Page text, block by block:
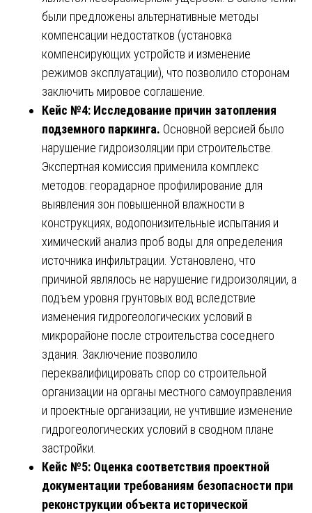
были предложены альтернативные методы
компенсации недостатков (установка
компенсирующих устройств и изменение
режимов эксплуатации), что позволило сторонам
заключить мировое соглашение.
Кейс №4: Исследование причин затопления
подземного паркинга. Основной версией было
нарушение гидроизоляции при строительстве.
Экспертная комиссия применила комплекс
методов: георадарное профилирование для
выявления зон повышенной влажности в
конструкциях, водопонизительные испытания и
химический анализ проб воды для определения
источника инфильтрации. Установлено, что
причиной являлось не нарушение гидроизоляции, а
подъем уровня грунтовых вод вследствие
изменения гидрогеологических условий в
микрорайоне после строительства соседнего
здания. Заключение позволило
переквалифицировать спор со строительной
организации на органы местного самоуправления
и проектные организации, не учтившие изменение
гидрогеологических условий в сводном плане
застройки.
Кейс №5: Оценка соответствия проектной
документации требованиям безопасности при
реконструкции объекта исторической